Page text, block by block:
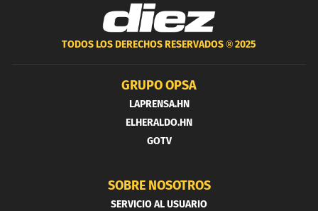
TODOS LOS DERECHOS RESERVADOS ®2025
GRUPO OPSA
LAPRENSA.HN
ELHERALDO.HN
GOTV
SOBRE NOSOTROS
SERVICIO AL USUARIO